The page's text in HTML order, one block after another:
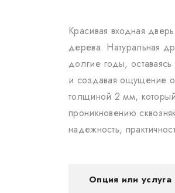
Красивая входная
дерева. Натуральная
долгие годы,
и создавая ощущение
толщиной 2 мм,
проникновению
надежность,
Опция или услуга